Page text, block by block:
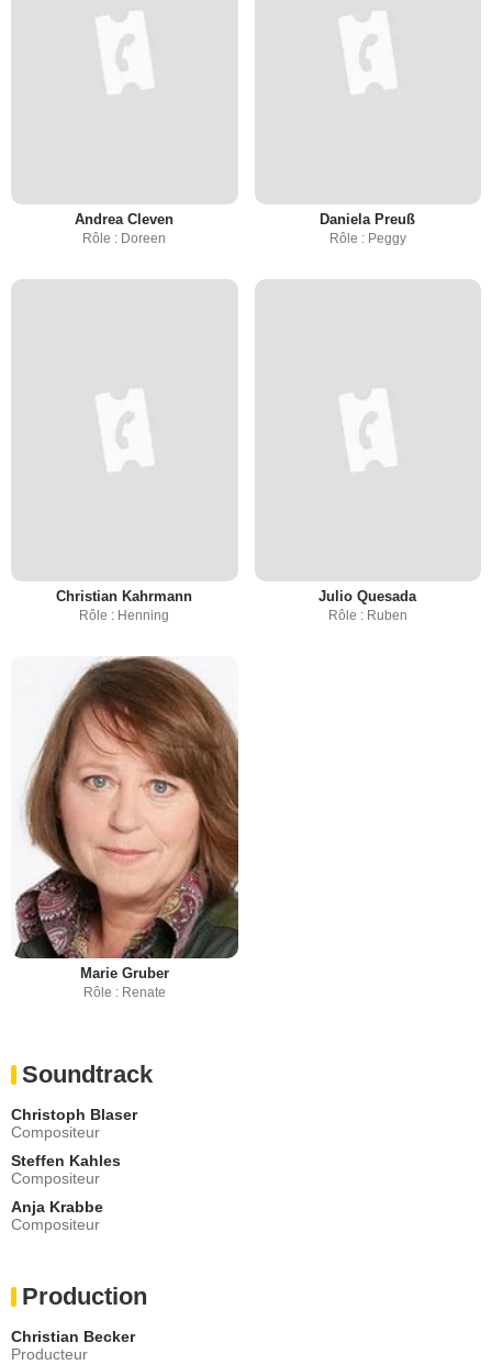
Andrea Cleven
Rôle : Doreen
Daniela Preuß
Rôle : Peggy
Christian Kahrmann
Rôle : Henning
Julio Quesada
Rôle : Ruben
Marie Gruber
Rôle : Renate
Soundtrack
Christoph Blaser
Compositeur
Steffen Kahles
Compositeur
Anja Krabbe
Compositeur
Production
Christian Becker
Producteur